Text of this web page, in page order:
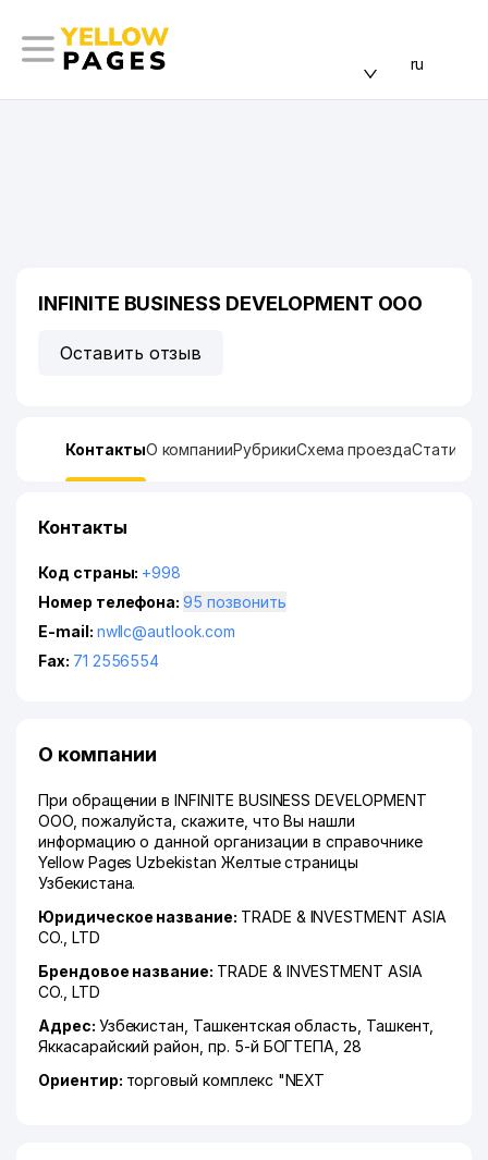
ru
INFINITE BUSINESS DEVELOPMENT ООО
Оставить отзыв
КонтактыО компанииРубрикиСхема проезда
Контакты
Код страны: +998
Номер телефона:
95 позвонить
E-mail: nwllc@autlook.com
Fax: 71 2556554
О компании
При обращении в INFINITE BUSINESS DEVELOPMENT
ООО, пожалуйста, скажите, что Вы нашли
информацию о данной организации в справочнике
Yellow Pages Uzbekistan Желтые страницы
Узбекистана.
Юридическое название: TRADE & INVESTMENT ASIA
CO., LTD
Брендовое название: TRADE & INVESTMENT ASIA
CO., LTD
Адрес: Узбекистан, Ташкентская область Ташкент,
Яккасарайский район пр. 5-й БОГТЕПА , 28
Ориентир: торговый комплекс "NEXT